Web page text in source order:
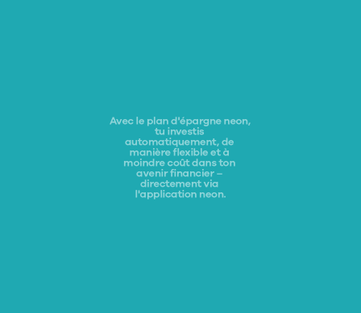
Avec le plan d'épargne neon,
tu investis
automatiquement, de
manière flexible et à
moindre coût dans ton
avenir financier –
directement via
l'application neon.